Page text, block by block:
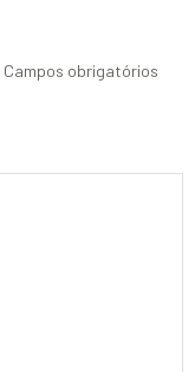
Campos obrigatórios